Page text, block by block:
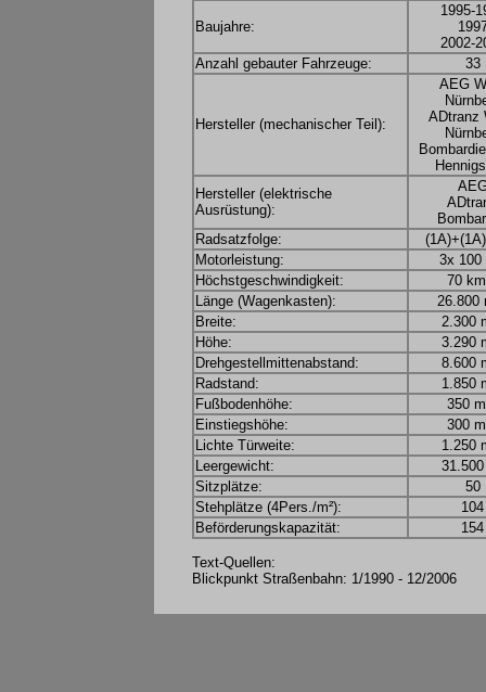
Baujahre:
1995-
2002-
Anzahl gebauter Fahrzeuge:
33
Hersteller (mechanischer Teil):
AEG
ADtranz
Hersteller (elektrische
Ausrüstung):
Radsatzfolge:
Motorleistung:
3x 100
Höchstgeschwindigkeit:
70
Länge (Wagenkasten):
26.800
Breite:
2.300
Höhe:
3.290
Drehgestellmittenabstand:
8.600
Radstand:
1.850
Fußbodenhöhe:
350
Einstiegshöhe:
300
Lichte Türweite:
1.250
Leergewicht:
Sitzplätze:
50
Stehplätze (4Pers./m²):
104
Beförderungskapazität:
154
Text-Quellen:
Blickpunkt Straßenbahn: 1/1990 - 12/2006